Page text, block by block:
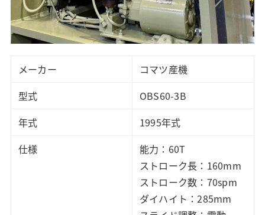
メーカー
コマツ産機
型式
OBS60-3B
年式
1995年式
仕様
能力：60T
ストローク長：160mm
ストローク数：70spm
ダイハイト：285mm